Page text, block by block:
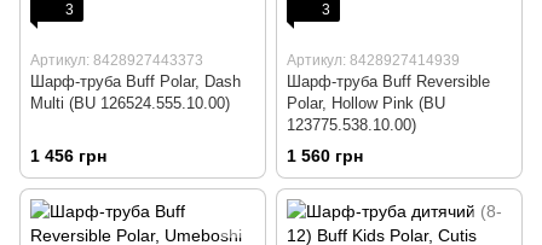
3
Артикул: 8428927443373
Шарф-труба Buff Polar, Dash
Multi (BU 126524.555.10.00)
1 456 грн
3
Артикул: 8428927414939
Шарф-труба Buff Reversible
Polar, Hollow Pink (BU
123775.538.10.00)
1 560 грн